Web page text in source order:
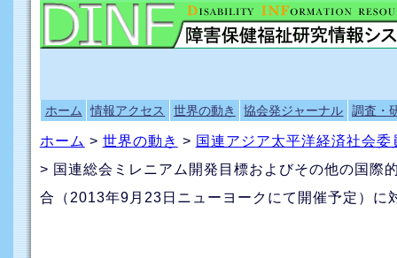
ホーム 情報アクセス 世界の動き 協会発ジャーナル 調査・
ホーム > 世界の動き > 国連アジア太平洋経済社会
> 国連総会ミレニアム開発目標およびその他の国際
合（2013年9月23日ニューヨークにて開催予定）に